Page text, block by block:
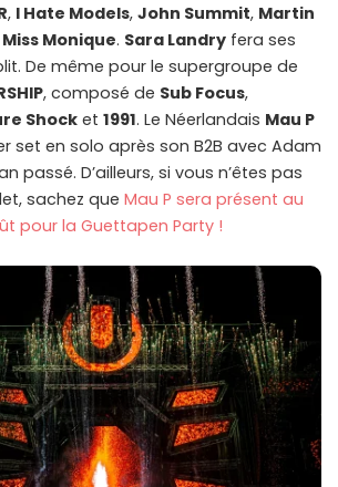
, I Hate Models, John Summit, Martin
Miss Monique. Sara Landry fera ses
De même pour le supergroupe de
, composé de Sub Focus,
Shock et 1991. Le Néerlandais Mau P
set en solo après son B2B avec Adam
passé. D’ailleurs, si vous n’êtes pas
sachez que Mau P sera présent au
pour la Guettapen Party !